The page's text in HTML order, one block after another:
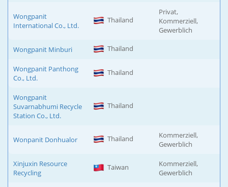
Wongpanit
International Co., Ltd.
Thailand
Privat,
Kommerziell,
Gewerblich
Wongpanit Minburi Thailand
Wongpanit Panthong
Co., Ltd.
Thailand
Wongpanit
Suvarnabhumi Recycle
Station Co., Ltd.
Thailand
Wonpanit Donhualor Thailand
Kommerziell,
Gewerblich
Xinjuxin Resource
Recycling
Taiwan
Kommerziell,
Gewerblich